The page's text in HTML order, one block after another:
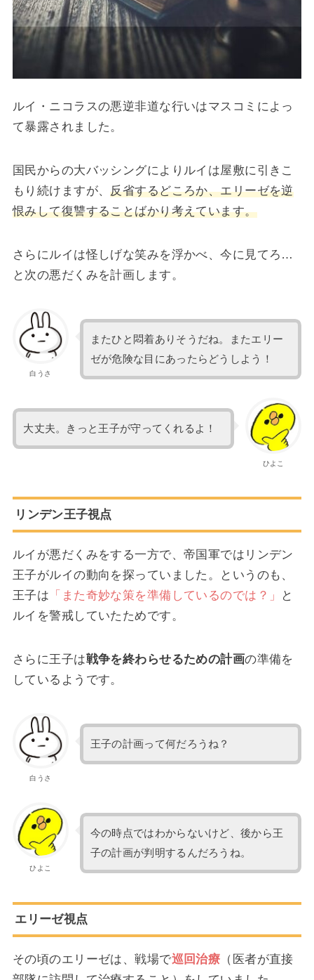
ルイ・ニコラスの悪逆非道な行いはマスコミによっ
て暴露されました。
国民からの大バッシングによりルイは屋敷に引きこ
もり続けますが、反省するどころか、エリーゼを逆
恨みして復讐することばかり考えています。
さらにルイは怪しげな笑みを浮かべ、今に見てろ…
と次の悪だくみを計画します。
白うさ
またひと悶着ありそうだね。またエリー
ゼが危険な目にあったらどうしよう！
ひよこ
大丈夫。きっと王子が守ってくれるよ！
リンデン王子視点
ルイが悪だくみをする一方で、帝国軍ではリンデン
王子がルイの動向を探っていました。というのも、
王子は 「また奇妙な策を準備しているのでは？」
と
ルイを警戒していたためです。
さらに王子は戦争を終わらせるための計画の準備を
しているようです。
白うさ
王子の計画って何だろうね？
ひよこ
今の時点ではわからないけど、後から王
子の計画が判明するんだろうね。
エリーゼ視点
その頃のエリーゼは、戦場で巡回治療 （医者が直接